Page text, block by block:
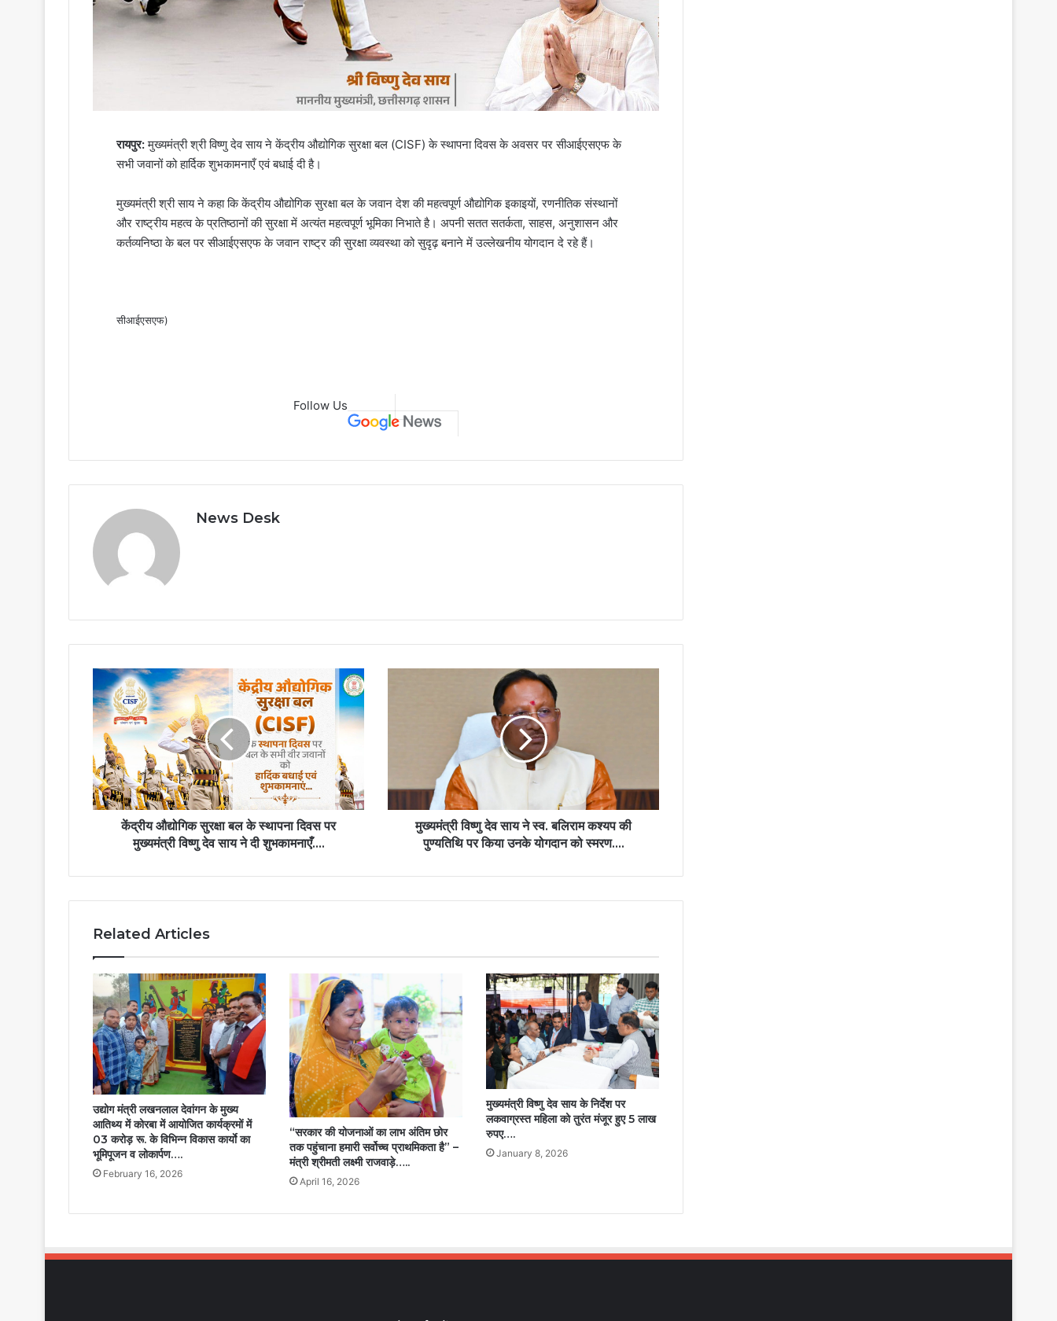
रायपुर:मुख्यमंत्री श्री विष्णु देव साय ने केंद्रीय औद्योगिक सुरक्षा बल (CISF) के स्थापना दिवस के अवसर पर सीआईएसएफ के
सभी जवानों को हार्दिक शुभकामनाएँ एवं बधाई दी है।
मुख्यमंत्री श्री साय ने कहा कि केंद्रीय औद्योगिक सुरक्षा बल के जवान देश की महत्वपूर्ण औद्योगिक इकाइयों, रणनीतिक संस्थानों
और राष्ट्रीय महत्व के प्रतिष्ठानों की सुरक्षा में अत्यंत महत्वपूर्ण भूमिका निभाते है। अपनी सतत सतर्कता, साहस, अनुशासन और
कर्तव्यनिष्ठा के बल पर सीआईएसएफ के जवान राष्ट्र की सुरक्षा व्यवस्था को सुदृढ़ बनाने में उल्लेखनीय योगदान दे रहे हैं।
सीआईएसएफ)
Follow Us
News Desk
केंद्रीय
औद्योगिक
सुरक्षा
बल
स्थापना
दिवस
पर
मुख्यमंत्री
ने
केंद्रीय औद्योगिक सुरक्षा बल के स्थापना दिवस पर
मुख्यमंत्री विष्णु देव साय ने दी शुभकामनाएँ….
कश्यप
की
पुण्यतिथि
उनके
मुख्यमंत्री विष्णु देव साय ने स्व. बलिराम कश्यप की
पुण्यतिथि पर किया उनके योगदान को स्मरण….
Related Articles
उद्योग मंत्री लखनलाल देवांगन के मुख्य
आतिथ्य में कोरबा में आयोजित कार्यक्रमों में
03 करोड़ रू. के विभिन्न विकास कार्याे का
भूमिपूजन व लोकार्पण….
February 16, 2026
“सरकार की योजनाओं का लाभ अंतिम छोर
तक पहुंचाना हमारी सर्वोच्च प्राथमिकता है” –
मंत्री श्रीमती लक्ष्मी राजवाड़े…..
April 16, 2026
मुख्यमंत्री विष्णु देव साय के निर्देश पर
लकवाग्रस्त महिला को तुरंत मंजूर हुए 5 लाख
रुपए….
January 8, 2026